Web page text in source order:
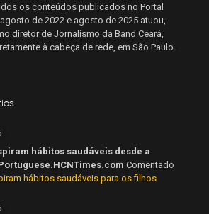
os conteúdos publicados no Portal
de 2022 e agosto de 2025 atuou,
diretor de Jornalismo da Band Ceará,
à cabeça de rede, em São Paulo.
hábitos saudáveis desde a
Comentado
hábitos saudáveis para os filhos